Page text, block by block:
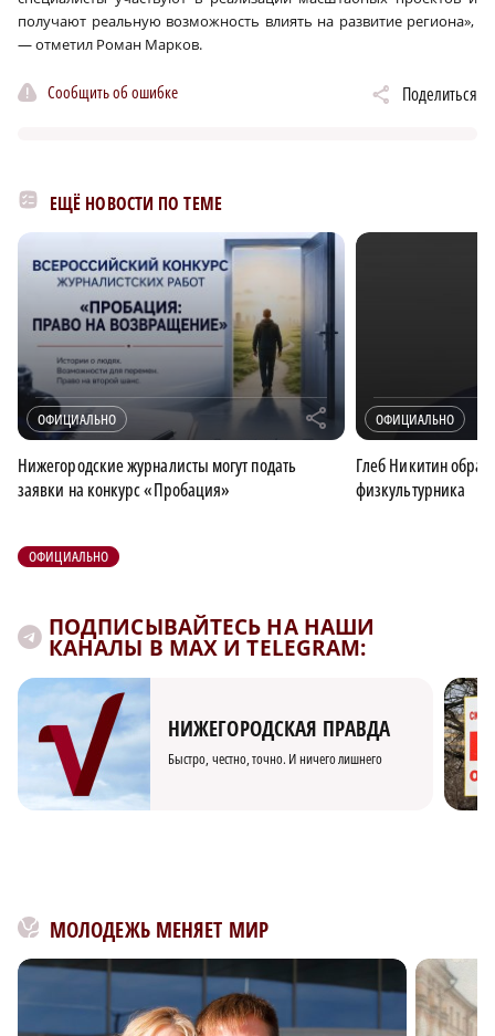
получают реальную возможность влиять на развитие региона»,
— отметил Роман Марков.
Сообщить об ошибке Поделиться
ЕЩЁ НОВОСТИ ПО ТЕМЕ
ОФИЦИАЛЬНО r
Нижегородские журналисты могут подать
заявки на конкурс «Пробация»
ОФИЦИАЛЬНО
Глеб Никитин
физкультурника
ОФИЦИАЛЬНО
ПОДПИСЫВАЙТЕСЬ НА НАШИ
КАНАЛЫ В MAX И TELEGRAM:
НИЖЕГОРОДСКАЯ ПРАВДА
Быстро, честно, точно. И ничего лишнего
МОЛОДЕЖЬ МЕНЯЕТ МИР